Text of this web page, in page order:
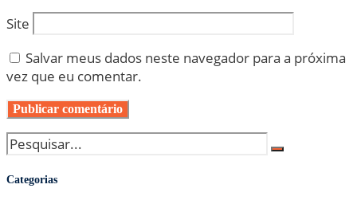
Site
Salvar meus dados neste navegador para a próxima
vez que eu comentar.
Categorias